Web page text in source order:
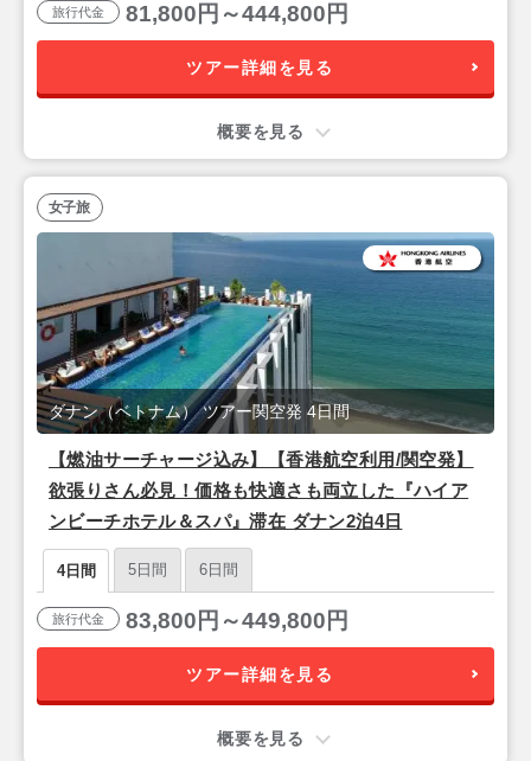
旅行代金 81,800円～444,800円
ツアー詳細を見る
概要を見る
【燃油サーチャージ込み】【香港航空利用/関空発】
欲張りさん必見！価格も快適さも両立した『ハイア
ンビーチホテル＆スパ』滞在 ダナン2泊4日
ダナン（ベトナム） ツアー関空発 4日間
女子旅
4日間 5日間 6日間
旅行代金 83,800円～449,800円
ツアー詳細を見る
概要を見る